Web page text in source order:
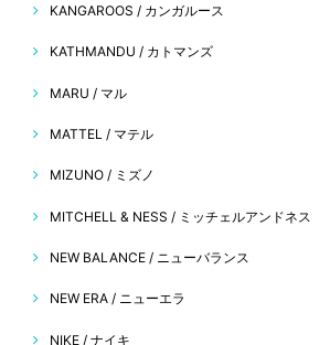
KANGAROOS / カンガルース
KATHMANDU / カトマンズ
MARU / マル
MATTEL / マテル
MIZUNO / ミズノ
MITCHELL & NESS / ミッチェルアンドネス
NEW BALANCE / ニューバランス
NEW ERA / ニューエラ
NIKE / ナイキ